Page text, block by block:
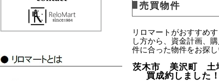
売買物件
リロマートがおすすめ
し方から、資金計画、
件に合った物件をお探
茨木市 美沢町
買成約しました